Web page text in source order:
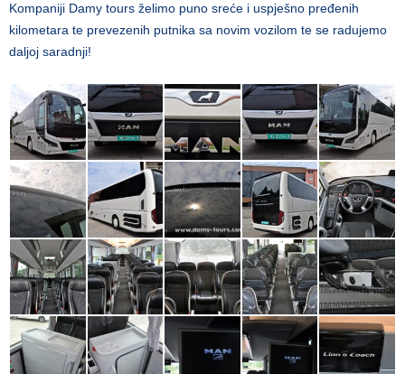
Kompaniji Damy tours želimo puno sreće i uspješno pređenih
kilometara te prevezenih putnika sa novim vozilom te se radujemo
daljoj saradnji!